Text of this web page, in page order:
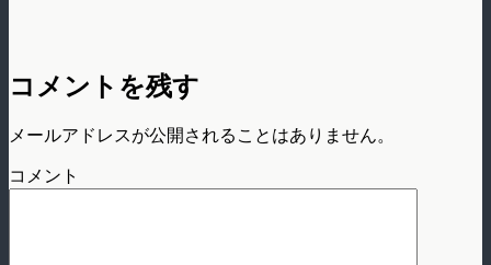
コメントを残す
メールアドレスが公開されることはありません。
コメント